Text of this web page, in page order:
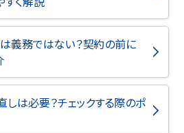
義務ではない？契約の前に
は必要？チェックする際のポ